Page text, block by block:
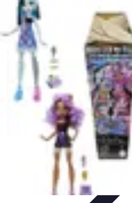
Découverte Monde
Inspiration de Voyage
Destinations cachées
TraditionTendances
Découverte Monde